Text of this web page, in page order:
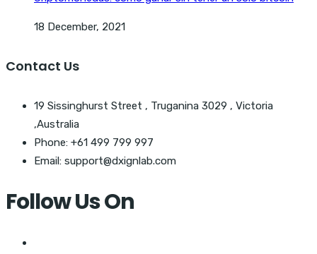
18 December, 2021
Contact Us
19 Sissinghurst Street , Truganina 3029 , Victoria
,Australia
Phone: +61 499 799 997
Email: support@dxignlab.com
Follow Us On